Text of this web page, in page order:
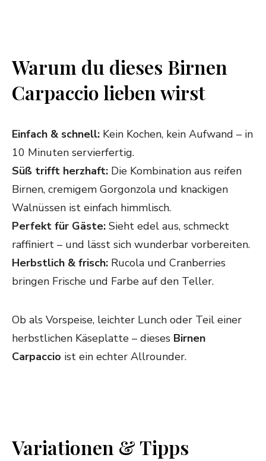
Warum du dieses Birnen
Carpaccio lieben wirst
Einfach & schnell: Kein Kochen, kein Aufwand – in
10 Minuten servierfertig.
Süß trifft herzhaft: Die Kombination aus reifen
Birnen, cremigem Gorgonzola und knackigen
Walnüssen ist einfach himmlisch.
Perfekt für Gäste: Sieht edel aus, schmeckt
raffiniert – und lässt sich wunderbar vorbereiten.
Herbstlich & frisch: Rucola und Cranberries
bringen Frische und Farbe auf den Teller.
Ob als Vorspeise, leichter Lunch oder Teil einer
herbstlichen Käseplatte – dieses Birnen
Carpaccio ist ein echter Allrounder.
Variationen & Tipps